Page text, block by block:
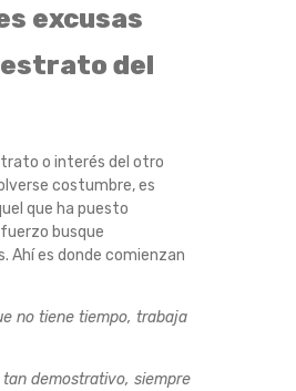
excusas
del
o interés del otro
costumbre, es
que ha puesto
busque
Ahí es donde comienzan
no tiene tiempo, trabaja
tan demostrativo, siempre